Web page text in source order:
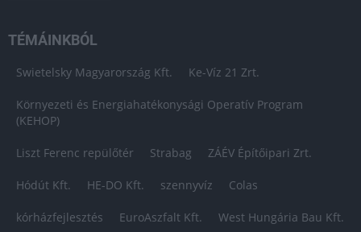
TÉMÁINKBÓL
Swietelsky Magyarország Kft. Ke-Víz 21 Zrt.
Környezeti és Energiahatékonysági Operatív Program
(KEHOP)
Liszt Ferenc repülőtér Strabag ZÁÉV Építőipari Zrt.
Hódút Kft. HE-DO Kft. szennyvíz Colas
kórházfejlesztés EuroAszfalt Kft. West Hungária Bau Kft.